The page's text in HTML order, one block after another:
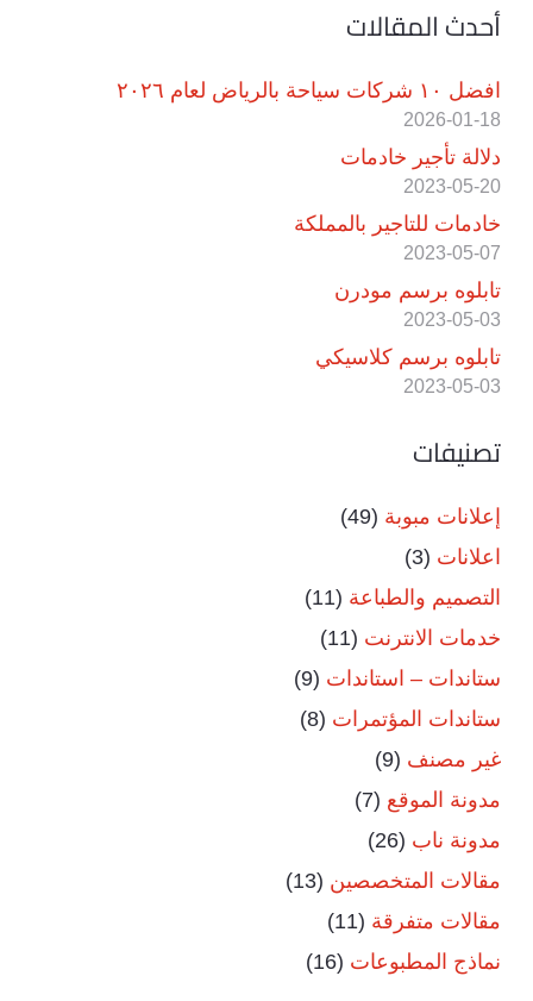
أحدث المقالات
افضل ١٠ شركات سياحة بالرياض لعام ٢٠٢٦
2026-01-18
دلالة تأجير خادمات
2023-05-20
خادمات للتاجير بالمملكة
2023-05-07
تابلوه برسم مودرن
2023-05-03
تابلوه برسم كلاسيكي
2023-05-03
تصنيفات
إعلانات مبوبة (49)
اعلانات (3)
التصميم والطباعة (11)
خدمات الانترنت (11)
ستاندات – استاندات (9)
ستاندات المؤتمرات (8)
غير مصنف (9)
مدونة الموقع (7)
مدونة ناب (26)
مقالات المتخصصين (13)
مقالات متفرقة (11)
نماذج المطبوعات (16)